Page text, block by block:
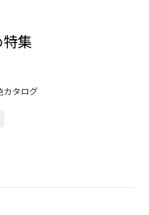
集
カタログ